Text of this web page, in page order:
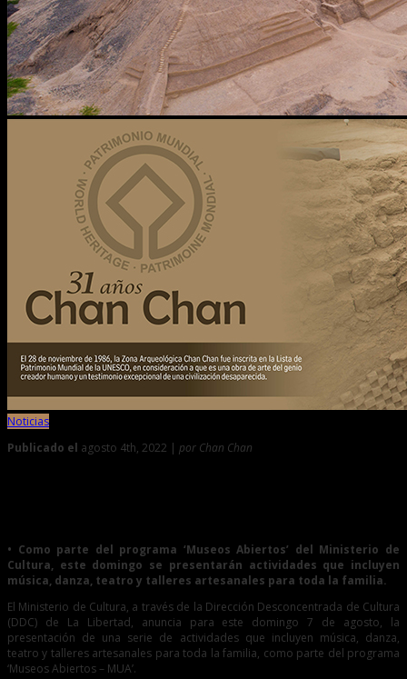
Noticias
Publicado el agosto 4th, 2022 | por Chan Chan
• Como parte del programa ‘Museos Abiertos’ del Ministerio de
Cultura, este domingo se presentarán actividades que incluyen
música, danza, teatro y talleres artesanales para toda la familia.
El Ministerio de Cultura, a través de la Dirección Desconcentrada de Cultura
(DDC) de La Libertad, anuncia para este domingo 7 de agosto, la
presentación de una serie de actividades que incluyen música, danza,
teatro y talleres artesanales para toda la familia, como parte del programa
‘Museos Abiertos – MUA’.